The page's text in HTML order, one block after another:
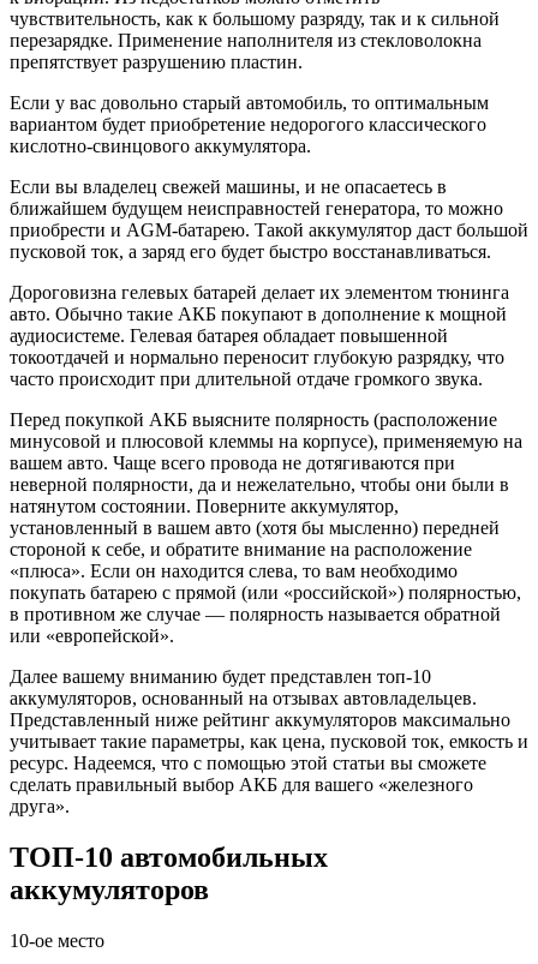
чувствительность, как к большому разряду, так и к сильной
перезарядке. Применение наполнителя из стекловолокна
препятствует разрушению пластин.
Если у вас довольно старый автомобиль, то оптимальным
вариантом будет приобретение недорогого классического
кислотно-свинцового аккумулятора.
Если вы владелец свежей машины, и не опасаетесь в
ближайшем будущем неисправностей генератора, то можно
приобрести и AGM-батарею. Такой аккумулятор даст большой
пусковой ток, а заряд его будет быстро восстанавливаться.
Дороговизна гелевых батарей делает их элементом тюнинга
авто. Обычно такие АКБ покупают в дополнение к мощной
аудиосистеме. Гелевая батарея обладает повышенной
токоотдачей и нормально переносит глубокую разрядку, что
часто происходит при длительной отдаче громкого звука.
Перед покупкой АКБ выясните полярность (расположение
минусовой и плюсовой клеммы на корпусе), применяемую на
вашем авто. Чаще всего провода не дотягиваются при
неверной полярности, да и нежелательно, чтобы они были в
натянутом состоянии. Поверните аккумулятор,
установленный в вашем авто (хотя бы мысленно) передней
стороной к себе, и обратите внимание на расположение
«плюса». Если он находится слева, то вам необходимо
покупать батарею с прямой (или «российской») полярностью,
в противном же случае — полярность называется обратной
или «европейской».
Далее вашему вниманию будет представлен топ-10
аккумуляторов, основанный на отзывах автовладельцев.
Представленный ниже рейтинг аккумуляторов максимально
учитывает такие параметры, как цена, пусковой ток, емкость и
ресурс. Надеемся, что с помощью этой статьи вы сможете
сделать правильный выбор АКБ для вашего «железного
друга».
ТОП-10 автомобильных
аккумуляторов
10-ое место